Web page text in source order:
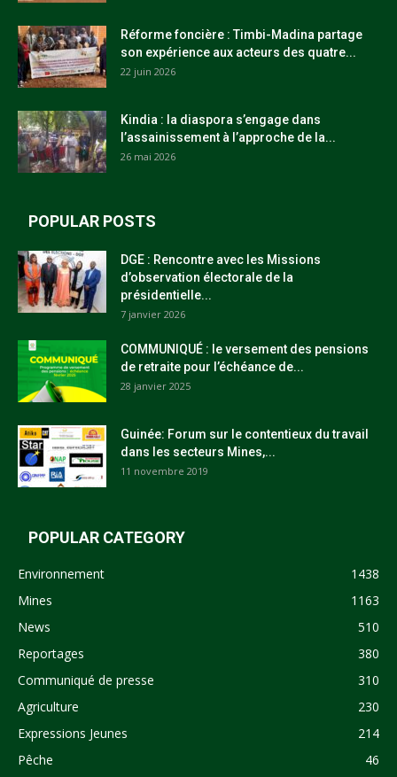
Réforme foncière : Timbi-Madina partage
son expérience aux acteurs des quatre...
22 juin 2026
Kindia : la diaspora s’engage dans
l’assainissement à l’approche de la...
26 mai 2026
POPULAR POSTS
DGE : Rencontre avec les Missions
d’observation électorale de la
présidentielle...
7 janvier 2026
COMMUNIQUÉ : le versement des pensions
de retraite pour l’échéance de...
28 janvier 2025
Guinée: Forum sur le contentieux du travail
dans les secteurs Mines,...
11 novembre 2019
POPULAR CATEGORY
Environnement
1438
Mines
1163
News
510
Reportages
380
Communiqué de presse
310
Agriculture
230
Expressions Jeunes
214
Pêche
46